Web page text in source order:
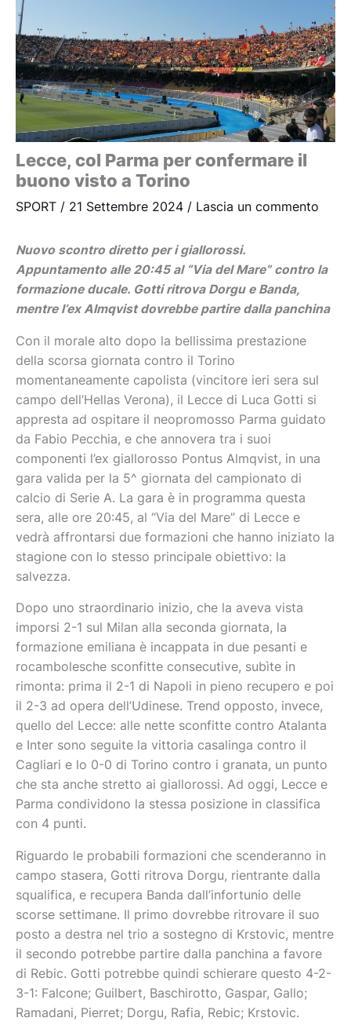
Lecce, col Parma per confermare il
buono visto a Torino
SPORT / 21 Settembre 2024 / Lascia un commento
Nuovo scontro diretto per i giallorossi.
Appuntamento alle 20:45 al “Via del Mare” contro la
formazione ducale. Gotti ritrova Dorgu e Banda,
mentre l’ex Almqvist dovrebbe partire dalla panchina
Con il morale alto dopo la bellissima prestazione
della scorsa giornata contro il Torino
momentaneamente capolista (vincitore ieri sera sul
campo dell’Hellas Verona), il Lecce di Luca Gotti si
appresta ad ospitare il neopromosso Parma guidato
da Fabio Pecchia, e che annovera tra i suoi
componenti l’ex giallorosso Pontus Almqvist, in una
gara valida per la 5^ giornata del campionato di
calcio di Serie A. La gara è in programma questa
sera, alle ore 20:45, al “Via del Mare” di Lecce e
vedrà affrontarsi due formazioni che hanno iniziato la
stagione con lo stesso principale obiettivo: la
salvezza.
Dopo uno straordinario inizio, che la aveva vista
imporsi 2-1 sul Milan alla seconda giornata, la
formazione emiliana è incappata in due pesanti e
rocambolesche sconfitte consecutive, subìte in
rimonta: prima il 2-1 di Napoli in pieno recupero e poi
il 2-3 ad opera dell’Udinese. Trend opposto, invece,
quello del Lecce: alle nette sconfitte contro Atalanta
e Inter sono seguite la vittoria casalinga contro il
Cagliari e lo 0-0 di Torino contro i granata, un punto
che sta anche stretto ai giallorossi. Ad oggi, Lecce e
Parma condividono la stessa posizione in classifica
con 4 punti.
Riguardo le probabili formazioni che scenderanno in
campo stasera, Gotti ritrova Dorgu, rientrante dalla
squalifica, e recupera Banda dall’infortunio delle
scorse settimane. Il primo dovrebbe ritrovare il suo
posto a destra nel trio a sostegno di Krstovic, mentre
il secondo potrebbe partire dalla panchina a favore
di Rebic. Gotti potrebbe quindi schierare questo 4-2-
3-1: Falcone; Guilbert, Baschirotto, Gaspar, Gallo;
Ramadani, Pierret; Dorgu, Rafia, Rebic; Krstovic.